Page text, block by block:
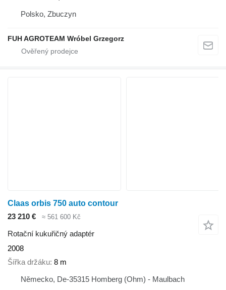
Polsko, Zbuczyn
FUH AGROTEAM Wróbel Grzegorz
Claas orbis 750 auto contour
23 210 €
≈ 561 600 Kč
Rotační kukuřičný adaptér
2008
Šířka držáku 8 m
Německo, De-35315 Homberg (Ohm) - Maulbach